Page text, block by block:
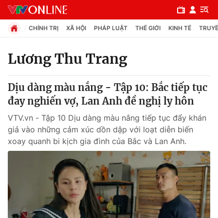
Chuyên mục
Chính trị
Xã hội
Pháp luật
Y tế
Thế giới
CHÍNH TRỊ XÃ HỘI PHÁP LUẬT THẾ GIỚI KINH TẾ
Lương Thu Trang
Dịu dàng màu nắng - Tập 10: Bắc tiếp tục
đay nghiến vợ, Lan Anh đề nghị ly hôn
VTV.vn - Tập 10 Dịu dàng màu nắng tiếp tục đẩy khán
giả vào những cảm xúc dồn dập với loạt diễn biến
xoay quanh bi kịch gia đình của Bắc và Lan Anh.